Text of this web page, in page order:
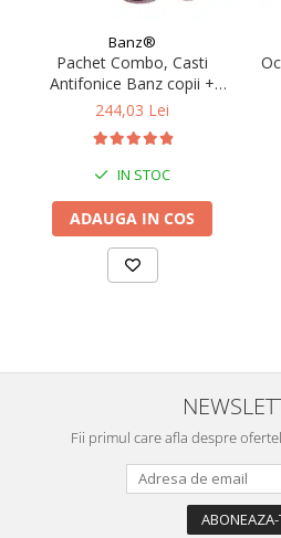
Banz®
Pachet Combo, Casti
Antifonice Banz copii +
Ochelari de Soare Protectie
UV, 3 - 36 luni, Diverse
modele
244,03 Lei
IN STOC
ADAUGA IN COS
Fii primul care afla despre